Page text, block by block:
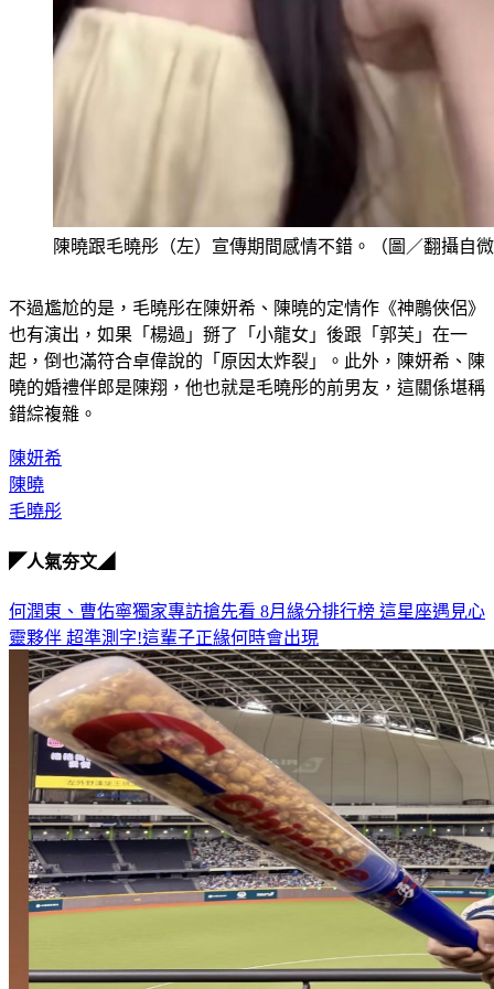
陳曉跟毛曉彤（左）宣傳期間感情不錯。（圖／翻攝自
不過尷尬的是，毛曉彤在陳妍希、陳曉的定情作《神鵰俠侶》
也有演出，如果「楊過」掰了「小龍女」後跟「郭芙」在一
起，倒也滿符合卓偉說的「原因太炸裂」。此外，陳妍希、陳
曉的婚禮伴郎是陳翔，他也就是毛曉彤的前男友，這關係堪稱
錯綜複雜。
陳妍希
陳曉
毛曉彤
◤人氣夯文◢
何潤東、曹佑寧獨家專訪搶先看 8月緣分排行榜 這星座遇見心
靈夥伴 超準測字!這輩子正緣何時會出現